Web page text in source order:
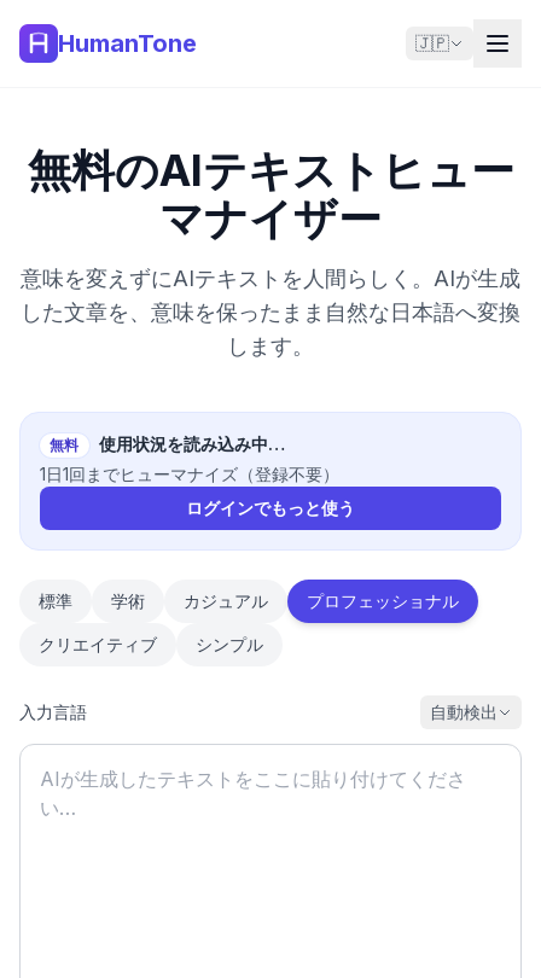
HumanTone 🇯🇵
無料のAIテキストヒュー
マナイザー
意味を変えずにAIテキストを人間らしく。AIが生成
した文章を、意味を保ったまま自然な日本語へ変換
します。
無料
使用状況を読み込み中…
1日1回までヒューマナイズ（登録不要）
ログインでもっと使う
標準 学術 カジュアル プロフェッショナル
クリエイティブ シンプル
入力言語 自動検出